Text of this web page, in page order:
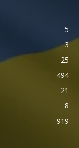
5
3
25
494
21
8
919